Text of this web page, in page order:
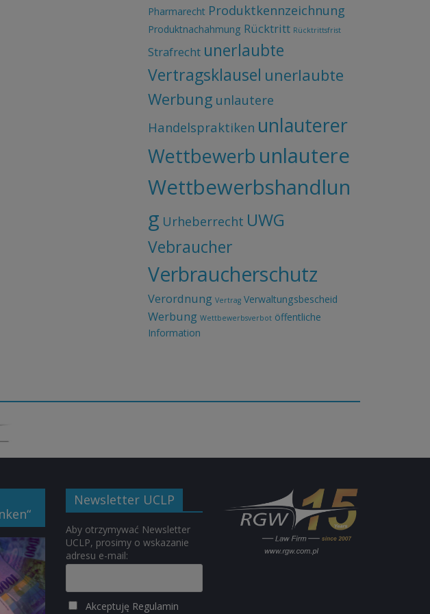
Pharmarecht Produktkennzeichnung
Produktnachahmung Rücktritt Rücktrittsfrist
Strafrecht unerlaubte
Vertragsklausel unerlaubte
Werbung unlautere
Handelspraktiken unlauterer
Wettbewerb unlautere
Wettbewerbshandlun
g Urheberrecht UWG
Vebraucher
Verbraucherschutz
Verordnung Vertrag Verwaltungsbescheid
Werbung Wettbewerbsverbot öffentliche
Information
Newsletter UCLP
Aby otrzymywać Newsletter
UCLP, prosimy o wskazanie
adresu e-mail:
Akceptuję Regulamin